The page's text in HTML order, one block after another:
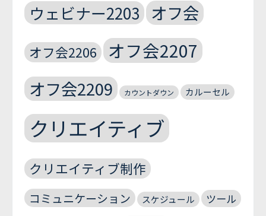
ウェビナー2203 オフ会
オフ会2206 オフ会2207
オフ会2209 カウントダウン カルーセル
クリエイティブ
クリエイティブ制作
コミュニケーション スケジュール ツール